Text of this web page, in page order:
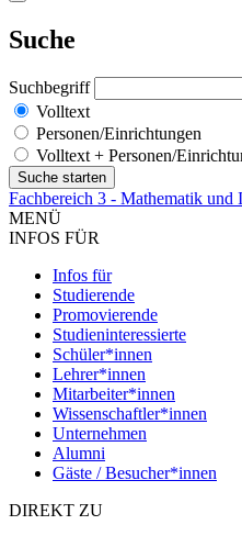
Suche
Suchbegriff
Volltext
Personen/Einrichtungen
Volltext + Personen/
Fachbereich 3 - Mathematik und
MENÜ
INFOS FÜR
Infos für
Studierende
Promovierende
Studieninteressierte
Schüler*innen
Lehrer*innen
Mitarbeiter*innen
Wissenschaftler*innen
Unternehmen
Alumni
Gäste / Besucher*innen
DIREKT ZU